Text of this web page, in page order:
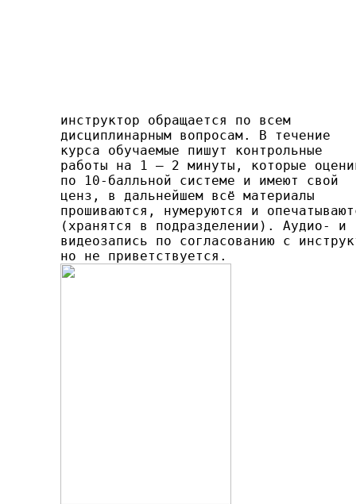
инструктор обращается по всем
дисциплинарным вопросам. В течение
курса обучаемые пишут контрольные
работы на 1 — 2 минуты, которые
по 10-бал­льной системе и имеют свой
ценз, в дальнейшем всё мате­риалы
прошиваются, нумеруются и
(хранятся в подразделении). Аудио- и
видеозапись по согласованию с